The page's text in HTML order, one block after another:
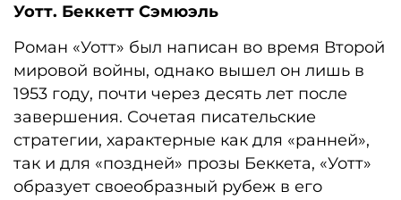
Уотт. Беккетт Сэмюэль
Роман «Уотт» был написан во время Второй
мировой войны, однако вышел он лишь в
1953 году, почти через десять лет после
завершения. Сочетая писательские
стратегии, характерные как для «ранней»,
так и для «поздней» прозы Беккета, «Уотт»
образует своеобразный рубеж в его